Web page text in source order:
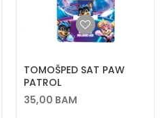
TOMOŠPED SAT PAW
PATROL
35,00 BAM